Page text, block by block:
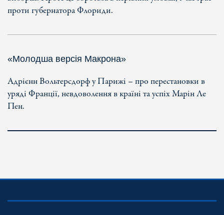
проти губернатора Флориди.
«Молодша версія Макрона»
Адрієнн Вольтерсдорф у Парижі – про перестановки в
уряді Франції, невдоволення в країні та успіх Марін Ле
Пен.